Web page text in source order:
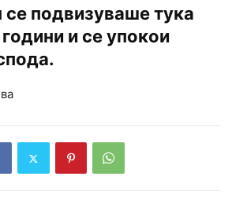
подвизуваше тука
и се упокои